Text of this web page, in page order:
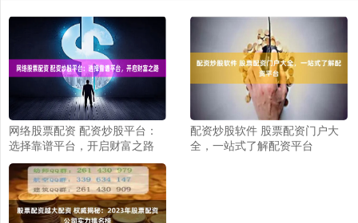
网络股票配资 配资炒股平台：
选择靠谱平台，开启财富之路
配资炒股软件 股票配资门户大
全，一站式了解配资平台